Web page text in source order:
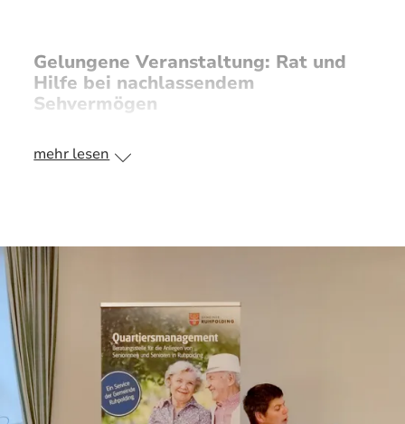
Gelungene Veranstaltung: Rat und
Hilfe bei nachlassendem
Sehvermögen
Rat und Hilfe bei Sehverlust!“ hatten das
Quartiersmanagement Ruhpolding und die
BeratungsstelleBlickpunkt Auge
Bayerischen Blinden- und
Sehbehindertenbundes (BBSB) e. V. zu einem
Themennachmittag eingeladen, der sich an
sehbeeinträchtigte Menschen und deren
Angehörige richtete.
mehr lesen